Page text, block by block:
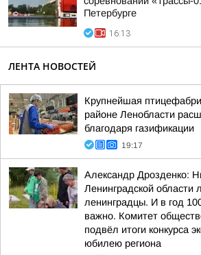
Петербурге
16:13
ЛЕНТА НОВОСТЕЙ
Крупнейшая
районе Ленобласти
благодаря газификации
19:17
Александр Дрозденко:
Ленинградской
ленинградцы. И в год
важно. Комитет
подвёл итоги конкурса
юбилею региона